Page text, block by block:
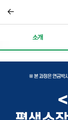
소개